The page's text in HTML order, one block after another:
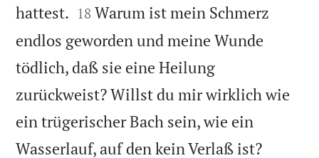
hattest. 

18 Warum ist mein Schmerz
endlos geworden und meine Wunde
tödlich, daß sie eine Heilung
zurückweist? Willst du mir wirklich wie
ein trügerischer Bach sein, wie ein
Wasserlauf, auf den kein Verlaß ist?